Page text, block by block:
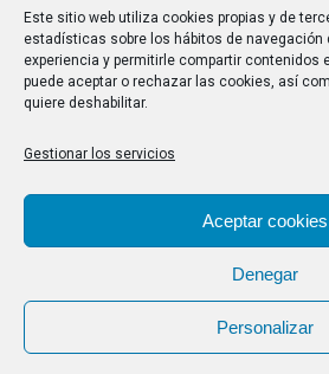
Este sitio web utiliza cookies propias y de
estadísticas sobre los hábitos de navegación
experiencia y permitirle compartir contenidos
puede aceptar o rechazar las cookies, así
quiere deshabilitar.
Gestionar los servicios
Aceptar cookies
Denegar
Personalizar